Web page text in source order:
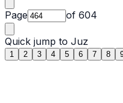
Page of 604
Quick jump to Juz
1 2 3 4 5 6 7 8